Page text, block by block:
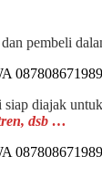
pembeli
diajak
dsb …